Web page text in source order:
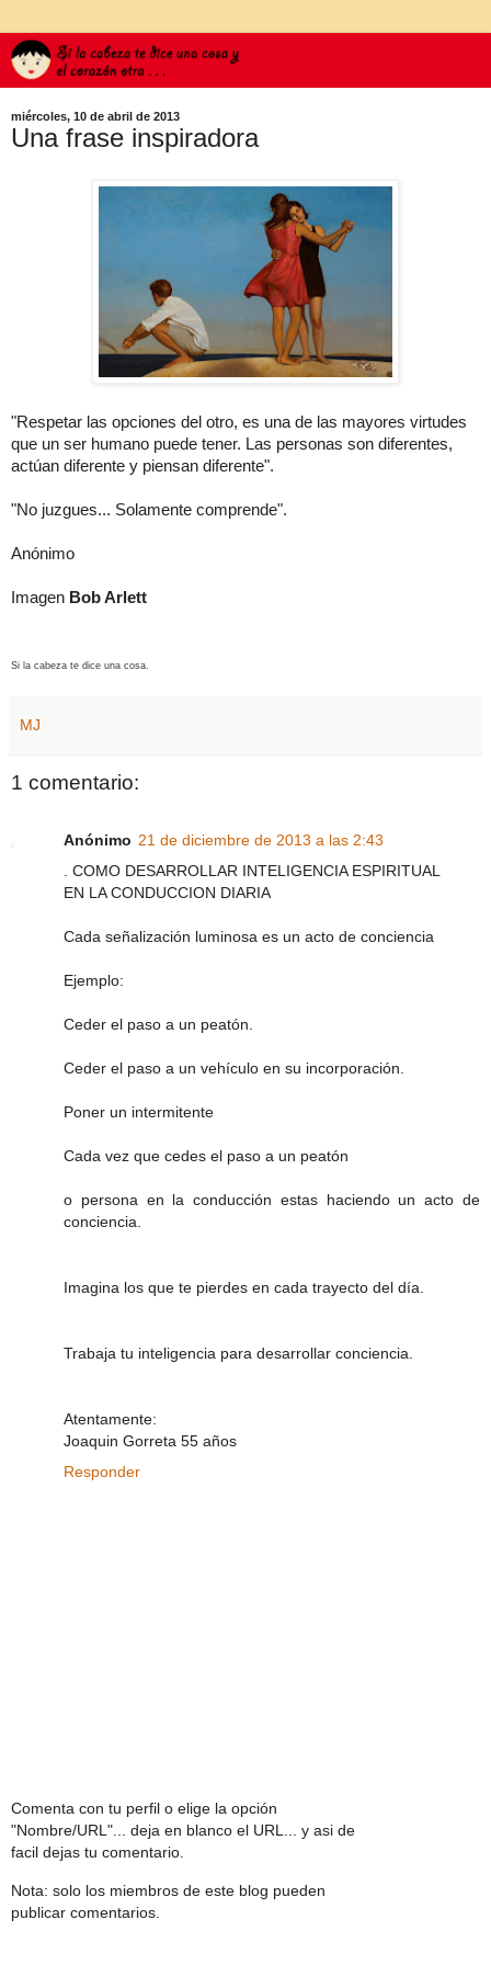
miércoles, 10 de abril de 2013
Una frase inspiradora
"Respetar las opciones del otro, es una de las mayores virtudes
que un ser humano puede tener. Las personas son diferentes,
actúan diferente y piensan diferente".
"No juzgues... Solamente comprende".
Anónimo
Imagen Bob Arlett
Si la cabeza te dice una cosa.
MJ
1 comentario:
Anónimo 21 de diciembre de 2013 a las 2:43
. COMO DESARROLLAR INTELIGENCIA ESPIRITUAL
EN LA CONDUCCION DIARIA
Cada señalización luminosa es un acto de conciencia
Ejemplo:
Ceder el paso a un peatón.
Ceder el paso a un vehículo en su incorporación.
Poner un intermitente
Cada vez que cedes el paso a un peatón
o persona en la conducción estas haciendo un acto de
conciencia.
Imagina los que te pierdes en cada trayecto del día.
Trabaja tu inteligencia para desarrollar conciencia.
Atentamente:
Joaquin Gorreta 55 años
Responder
Comenta con tu perfil o elige la opción
"Nombre/URL"... deja en blanco el URL... y asi de
facil dejas tu comentario.
Nota: solo los miembros de este blog pueden
publicar comentarios.